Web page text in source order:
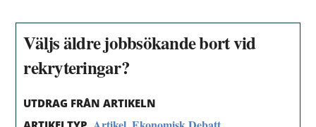
Väljs äldre jobbsökande bort vid
rekryteringar?
UTDRAG FRÅN ARTIKELN